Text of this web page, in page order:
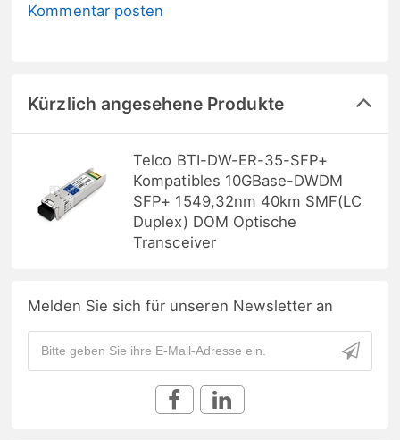
Kommentar posten
Kürzlich angesehene Produkte
Telco BTI-DW-ER-35-SFP+
Kompatibles 10GBase-DWDM
SFP+ 1549,32nm 40km SMF(LC
Duplex) DOM Optische
Transceiver
Melden Sie sich für unseren Newsletter an